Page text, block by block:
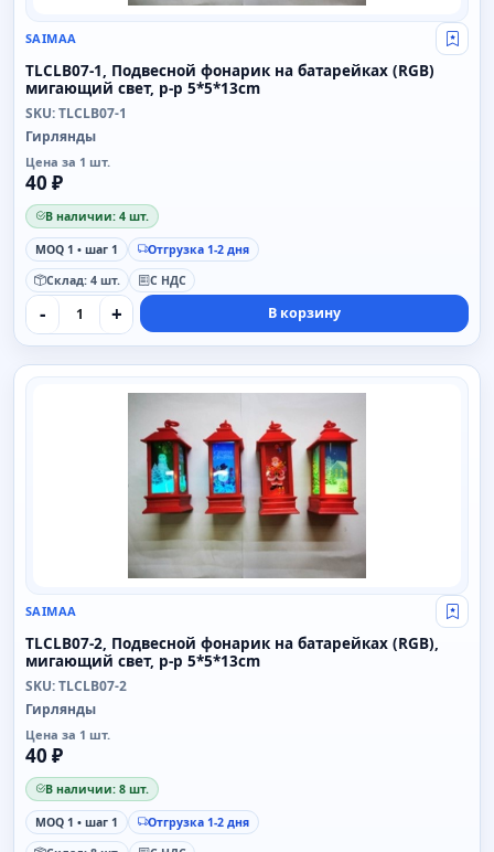
SAIMAA Свой
TLCLB07-1, Подвесной фонарик на батарейках (RGB)
мигающий свет, р-р 5*5*13cm
SKU: TLCLB07-1
Гирлянды
Цена за 1 шт.
40 ₽
В наличии: 4 шт.
MOQ 1 • шаг 1
Отгрузка 1-2 дня
Склад: 4 шт.
С НДС
- + В корзину
SAIMAA
SAIMAA Свой
TLCLB07-2, Подвесной фонарик на батарейках (RGB),
мигающий свет, р-р 5*5*13cm
SKU: TLCLB07-2
Гирлянды
Цена за 1 шт.
40 ₽
В наличии: 8 шт.
MOQ 1 • шаг 1
Отгрузка 1-2 дня